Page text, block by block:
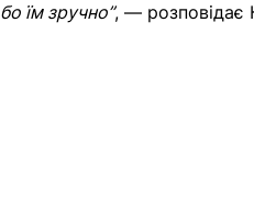
бо їм зручно”, — розповідає